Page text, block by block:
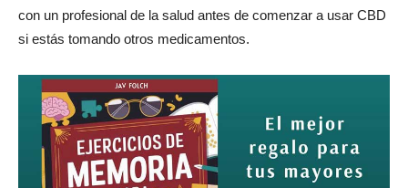
con un profesional de la salud antes de comenzar a usar CBD
si estás tomando otros medicamentos.